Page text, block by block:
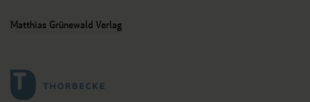
Matthias Grünewald Verlag